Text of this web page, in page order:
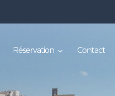
Réservation Contact